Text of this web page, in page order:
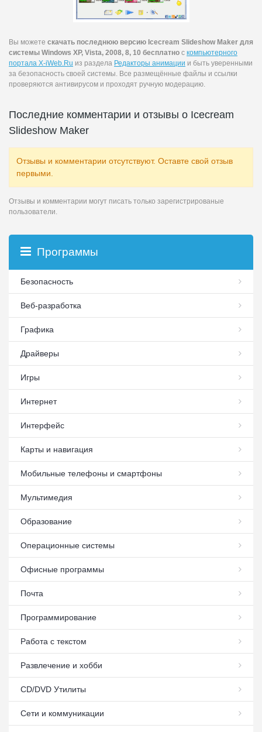
Вы можете скачать последнюю версию Icecream Slideshow Maker для
системы Windows XP, Vista, 2008, 8, 10 бесплатно с компьютерного
портала X-iWeb.Ru из раздела Редакторы анимации и быть уверенными
за безопасность своей системы. Все размещённые файлы и ссылки
проверяются антивирусом и проходят ручную модерацию.
Последние комментарии и отзывы о Icecream
Slideshow Maker
Отзывы и комментарии отсутствуют. Оставте свой отзыв
первыми.
Отзывы и комментарии могут писать только зарегистрированые
пользователи.
Программы
Безопасность
Веб-разработка
Графика
Драйверы
Игры
Интернет
Интерфейс
Карты и навигация
Мобильные телефоны и смартфоны
Мультимедия
Образование
Операционные системы
Офисные программы
Почта
Программирование
Работа с текстом
Развлечение и хобби
СD/DVD Утилиты
Сети и коммуникации